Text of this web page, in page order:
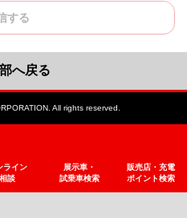
する
へ戻る
All rights reserved.
ライン
相談
展示車・
試乗車検索
販売店・充電
ポイント検索